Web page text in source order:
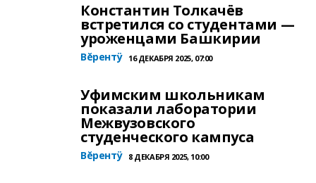
Константин Толкачёв
встретился со студентами —
уроженцами Башкирии
Вĕрентÿ 16 ДЕКАБРЯ 2025, 07:00
Уфимским школьникам
показали лаборатории
Межвузовского
студенческого кампуса
Вĕрентÿ 8 ДЕКАБРЯ 2025, 10:00